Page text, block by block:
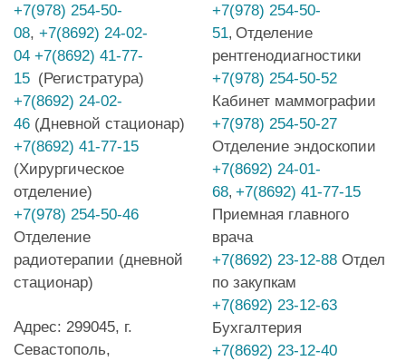
+7(978) 254-50-
08, +7(8692) 24-02-
04 +7(8692) 41-77-
15 (Регистратура)
+7(8692) 24-02-
46 (Дневной стационар)
+7(8692) 41-77-15
(Хирургическое
отделение)
+7(978) 254-50-46
Отделение
радиотерапии (дневной
стационар)
Адрес: 299045, г.
Севастополь,
+7(978) 254-50-
51, Отделение
рентгенодиагностики
+7(978) 254-50-52
Кабинет маммографии
+7(978) 254-50-27
Отделение эндоскопии
+7(8692) 24-01-
68, +7(8692) 41-77-15
Приемная главного
врача
+7(8692) 23-12-88 Отдел
по закупкам
+7(8692) 23-12-63
Бухгалтерия
+7(8692) 23-12-40